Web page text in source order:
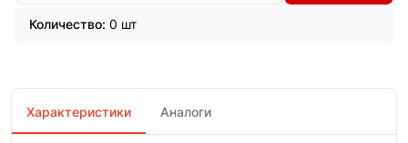
Количество: 0 шт
Характеристики Аналоги